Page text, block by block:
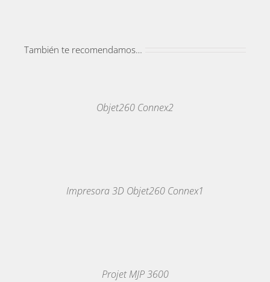
También te recomendamos…
Objet260 Connex2
Impresora 3D Objet260 Connex1
Projet MJP 3600